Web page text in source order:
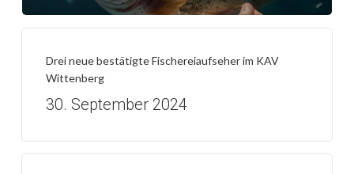
Drei neue bestätigte Fischereiaufseher im KAV
Wittenberg
30. September 2024